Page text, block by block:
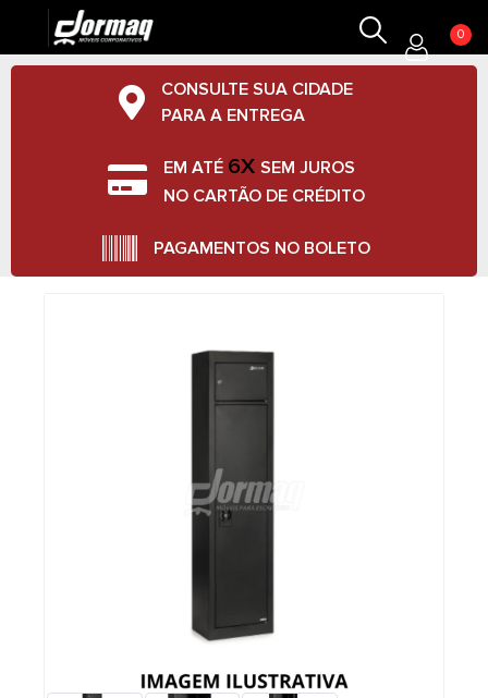
0
CONSULTE SUA CIDADE
PARA A ENTREGA
EM ATÉ 6X SEM JUROS
NO CARTÃO DE CRÉDITO
PAGAMENTOS NO BOLETO